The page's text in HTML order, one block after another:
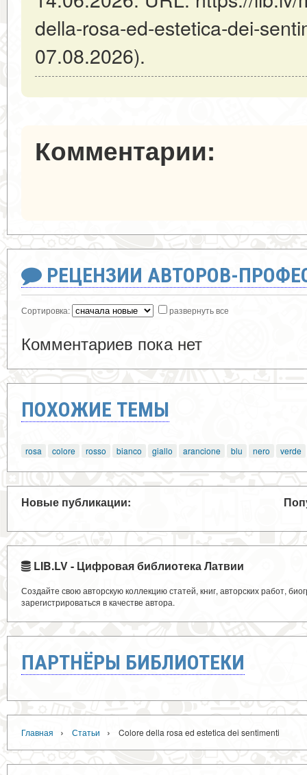
della-rosa-ed-estetica-dei-
07.08.2026).
Комментарии:
РЕЦЕНЗИИ АВТОРОВ-
Сортировка: развернуть все
Комментариев пока нет
ПОХОЖИЕ ТЕМЫ
rosa colore rosso bianco giallo arancione blu nero verde
Новые публикации:
LIB.LV - Цифровая библиотека Латвии
Создайте свою авторскую коллекцию статей, книг, авторских работ,
зарегистрироваться в качестве автора.
ПАРТНЁРЫ БИБЛИОТЕКИ
Главная › Статьи › Colore della rosa ed estetica dei sentimenti